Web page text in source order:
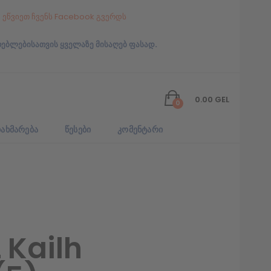
ეწვიეთ ჩვენს Facebook გვერდს
ყველაზე მისაღებ ფასად.
0 0.00 GEL
ᲬᲔᲡᲔᲑᲘ ᲙᲝᲛᲔᲜᲢᲐᲠᲘ
Kailh